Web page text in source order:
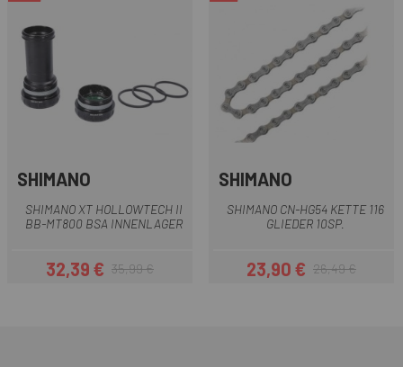
SHIMANO
SHIMANO XT HOLLOWTECH II
BB-MT800 BSA INNENLAGER
Preis
32,39 €Regulärer Preis
35,99 €
SHIMANO
SHIMANO CN-HG54 KETTE 116
GLIEDER 10SP.
Preis
23,90 €Regulärer Preis
26,49 €